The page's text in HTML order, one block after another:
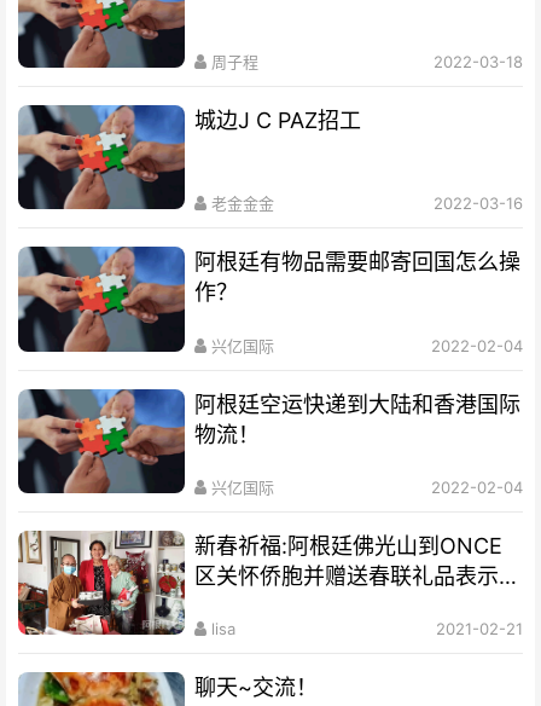
周子程 2022-03-18
城边J C PAZ招工
老金金金 2022-03-16
阿根廷有物品需要邮寄回国怎么操
作？
兴亿国际 2022-02-04
阿根廷空运快递到大陆和香港国际
物流！
兴亿国际 2022-02-04
新春祈福:阿根廷佛光山到ONCE
区关怀侨胞并赠送春联礼品表示祝
lisa 2021-02-21
聊天~交流！